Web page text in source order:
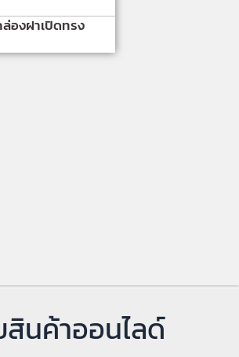
องฝาเปิดทรง
สินค้าออนไลด์